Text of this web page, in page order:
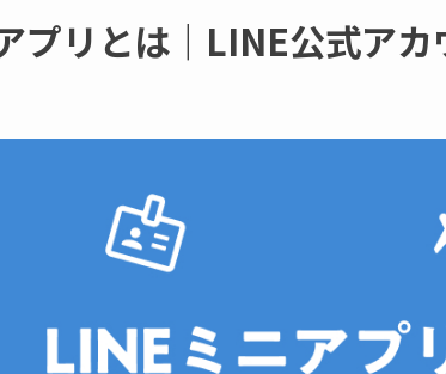
プリとは｜LINE公式ア